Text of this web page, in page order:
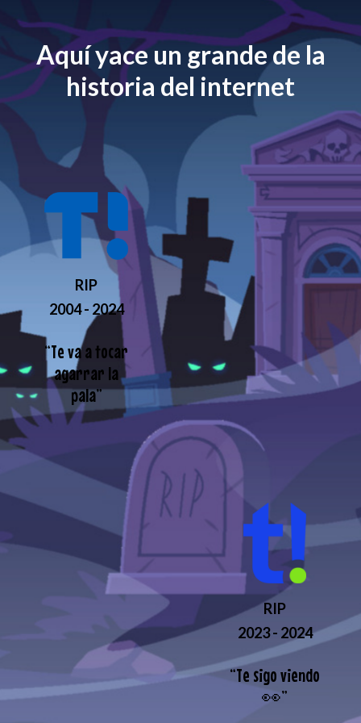
Aquí yace un grande de la
historia del internet
RIP
2004 - 2024
“Te va a tocar
agarrar la
pala”
RIP
2023 - 2024
“Te sigo viendo
👀”